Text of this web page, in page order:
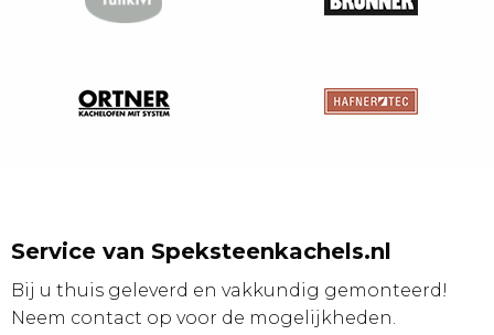
Service van Speksteenkachels.nl
Bij u thuis geleverd en vakkundig gemonteerd!
Neem contact op voor de mogelijkheden.